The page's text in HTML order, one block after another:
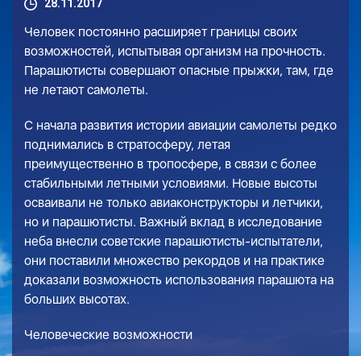
28.11.2017
Человек постоянно расширяет границы своих
возможностей, испытывая организм на прочность.
Парашютисты совершают опасные прыжки, там, где
не летают самолеты.
С начала развития истории авиации самолеты редко
поднимались в стратосферу, летая
преимущественно в тропосфере, в связи с более
стабильными летными условиями. Новые высоты
осваивали не только авиаконструкторы и летчики,
но и парашютисты. Важный вклад в исследование
неба внесли советские парашютисты-испытатели,
они поставили множество рекордов и на практике
доказали возможность использования парашюта на
больших высотах.
Человеческие возможности